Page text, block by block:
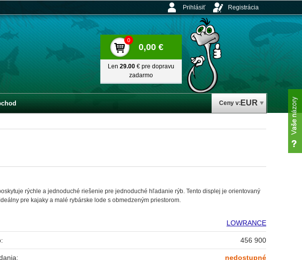
Ceny v: EUR
Prihlásiť Registrácia
0
0,00 €
Len 29.00 € pre dopravu
zadarmo
rýchle a jednoduché riešenie pre jednoduché hľadanie rýb. Tento displej je orientovaný
pre kajaky a malé rybárske lode s obmedzeným priestorom.
LOWRANCE
456 900
nedostupné